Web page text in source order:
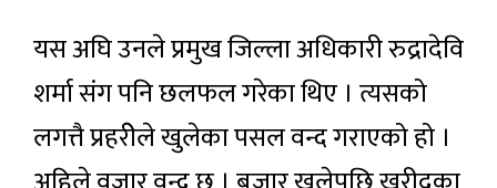
यस अघि उनले प्रमुख जिल्ला अधिकारी रुद्रादेवि
शर्मा संग पनि छलफल गरेका थिए । त्यसको
लगत्तै प्रहरीेले खुलेका पसल वन्द गराएको हो ।